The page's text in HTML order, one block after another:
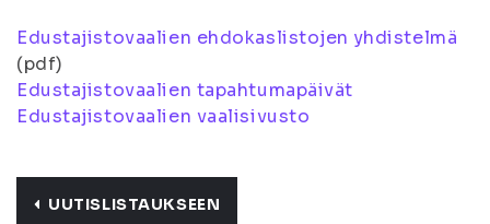
Edustajistovaalien ehdokaslistojen yhdistelmä
(pdf)
Edustajistovaalien tapahtumapäivät
Edustajistovaalien vaalisivusto
UUTISLISTAUKSEEN